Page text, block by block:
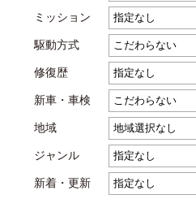
ミッション
駆動方式
修復歴
新車・車検
地域
ジャンル
新着・更新